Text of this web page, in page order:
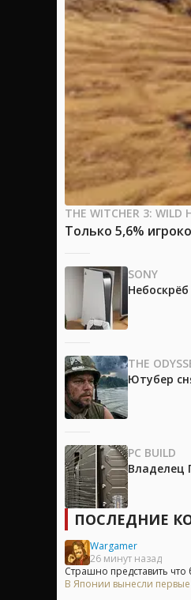
THE WITCHER 3: WILD
Только 5,6%
SONY
THE
Ютубер
PC BUILD
Владелец
ПОСЛЕДНИЕ
Wargamer
26 минут назад
Страшно представить что
В Японии вынесли